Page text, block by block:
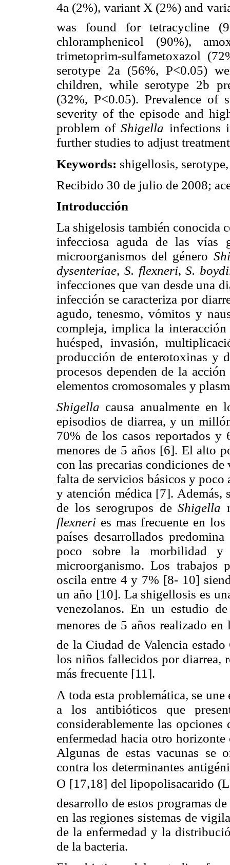
4a (2%), variant X (2%) and
was found for tetracycline
chloramphenicol (90%),
trimetoprim-sulfametoxazol
serotype 2a (56%, P<0.05)
children, while serotype 2b
(32%, P<0.05). Prevalence of
severity of the episode and
problem ofShigella infections
further studies to adjust
Keywords: shigellosis,
Recibido 30 de julio de 2008;
Introducción
La shigelosis también conocida
infecciosa aguda de las vías
microorganismos del género
dysenteriae, S. flexneri,S.
infecciones que van desde una
infección se caracteriza por
agudo, tenesmo, vómitos y
compleja, implica la
huésped, invasión,
producción de enterotoxinas y
procesos dependen de la
elementos cromosomales y
Shigella causa anualmente en
episodios de diarrea, y un
70% de los casos reportados y
menores de 5 años [6]. El alto
con las precarias condiciones
falta de servicios básicos y poco
y atención médica [7].
de los serogrupos deShigella
flexneri es mas frecuente en
países desarrollados predomina
poco sobre la morbilidad
microorganismo. Los trabajos
oscila entre 4 y 7% [8- 10]
un año [10]. La shigellosis es
venezolanos. En un estudio
menores de 5 años realizado en
de la Ciudad de Valencia
los niños fallecidos por diarrea,
más frecuente [11].
A toda esta problemática, se
a los antibióticos que
considerablemente las
enfermedad hacia otro
Algunas de estas vacunas se
contra los determinantes
O [17,18] del lipopolisacarido
desarrollo de estos programas
en las regiones sistemas de
de la enfermedad y la
de la bacteria.